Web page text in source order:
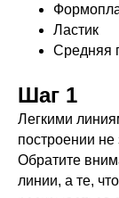
Ластик
Средняя
Шаг 1
Легкими
построении
Обратите
линии, а те,